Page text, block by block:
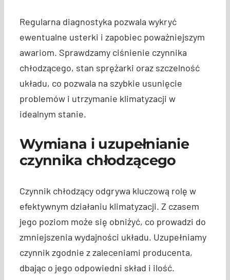
Regularna diagnostyka pozwala wykryć
ewentualne usterki i zapobiec poważniejszym
awariom. Sprawdzamy ciśnienie czynnika
chłodzącego, stan sprężarki oraz szczelność
układu, co pozwala na szybkie usunięcie
problemów i utrzymanie klimatyzacji w
idealnym stanie.
Wymiana i uzupełnianie
czynnika chłodzącego
Czynnik chłodzący odgrywa kluczową rolę w
efektywnym działaniu klimatyzacji. Z czasem
jego poziom może się obniżyć, co prowadzi do
zmniejszenia wydajności układu. Uzupełniamy
czynnik zgodnie z zaleceniami producenta,
dbając o jego odpowiedni skład i ilość.